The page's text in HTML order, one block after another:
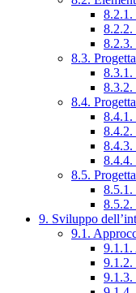
8.2.1.
8.2.2.
8.2.3.
8.3.
8.3.1.
8.3.2.
8.4.
8.4.1.
8.4.2.
8.4.3.
8.4.4.
8.5.
8.5.1.
8.5.2.
9. Sviluppo
9.1.
9.1.2.